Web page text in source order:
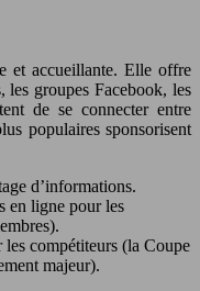
et accueillante. Elle offre
les groupes Facebook, les
de se connecter entre
populaires sponsorisent
d’informations.
en ligne pour les
les compétiteurs (la Coupe
majeur).